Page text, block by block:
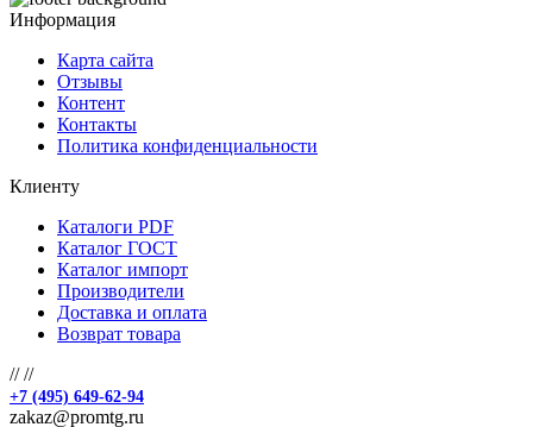
Информация
Карта сайта
Отзывы
Контент
Контакты
Политика конфиденциальности
Клиенту
Каталоги PDF
Каталог ГОСТ
Каталог импорт
Производители
Доставка и оплата
Возврат товара
////
+7 (495) 649-62-94
zakaz@promtg.ru